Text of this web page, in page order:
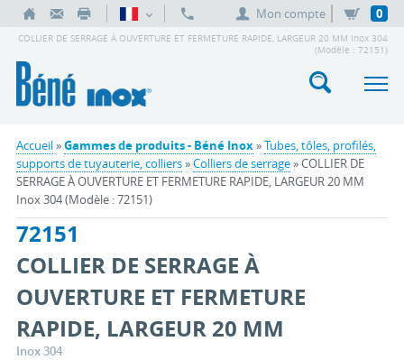
Mon compte 0
COLLIER DE SERRAGE À OUVERTURE ET FERMETURE RAPIDE, LARGEUR 20 MM Inox 304
(Modèle : 72151)
Accueil»Gammes de produits - Béné Inox»Tubes, tôles, profilés,
supports de tuyauterie, colliers»Colliers de serrage» COLLIER DE
SERRAGE À OUVERTURE ET FERMETURE RAPIDE, LARGEUR 20 MM
Inox 304 (Modèle : 72151)
72151
COLLIER DE SERRAGE À
OUVERTURE ET FERMETURE
RAPIDE, LARGEUR 20 MM
Inox 304